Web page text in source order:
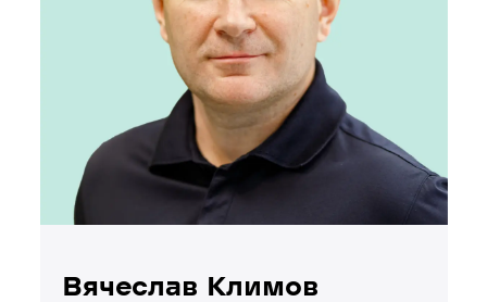
Вячеслав Климов